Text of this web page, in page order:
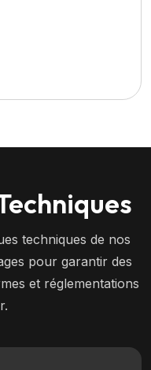
techniques de nos
pour garantir des
et réglementations